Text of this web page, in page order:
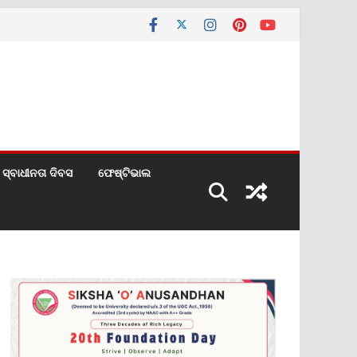
ସ୍ବାଧୀନତା ଦିବସ ଫେଷ୍ଟିଭାଲ